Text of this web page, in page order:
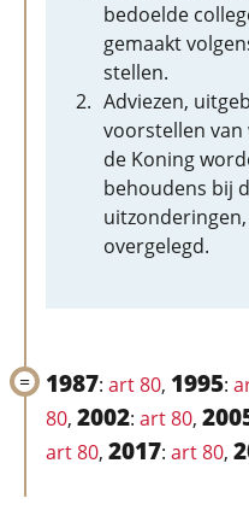
bedoelde
gemaakt
stellen.
Adviezen,
voorstellen van
de Koning
behoudens bij
overgelegd.
1987: art 80, 1995:
80, 2002: art 80,
art 80, 2017: art 80,